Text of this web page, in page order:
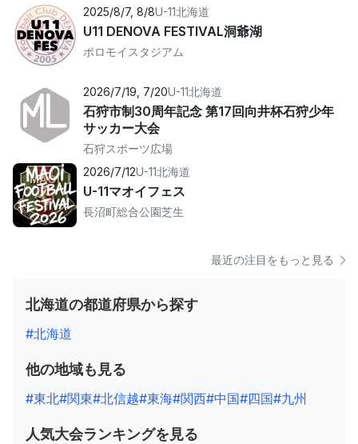
2025/8/7, 8/8U-11北海道
U11 DENOVA FESTIVAL洞爺湖
ポロモイスタジアム
2026/7/19, 7/20U-11北海道
石狩市制30周年記念 第17回向井杯石狩少年
サッカー大会
石狩スポーツ広場
2026/7/12U-11北海道
U-11マオイフェス
長沼町総合公園芝生
最近の注目をもっと見る
北海道の都道府県から探す
#北海道
他の地域も見る
#東北#関東#北信越#東海#関西#中国#四国#九州
人気大会ランキングを見る